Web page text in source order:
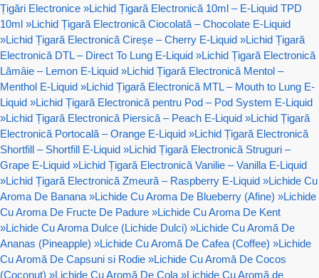
Țigări Electronice »Lichid Țigară Electronică 10ml – E-Liquid TPD
10ml »Lichid Țigară Electronică Ciocolată – Chocolate E-Liquid
»Lichid Țigară Electronică Cireșe – Cherry E-Liquid »Lichid Țigară
Electronică DTL – Direct To Lung E-Liquid »Lichid Țigară Electronică
Lămâie – Lemon E-Liquid »Lichid Țigară Electronică Mentol –
Menthol E-Liquid »Lichid Țigară Electronică MTL – Mouth to Lung E-
Liquid »Lichid Țigară Electronică pentru Pod – Pod System E-Liquid
»Lichid Țigară Electronică Piersică – Peach E-Liquid »Lichid Țigară
Electronică Portocală – Orange E-Liquid »Lichid Țigară Electronică
Shortfill – Shortfill E-Liquid »Lichid Țigară Electronică Struguri –
Grape E-Liquid »Lichid Țigară Electronică Vanilie – Vanilla E-Liquid
»Lichid Țigară Electronică Zmeură – Raspberry E-Liquid »Lichide Cu
Aroma De Banana »Lichide Cu Aroma De Blueberry (Afine) »Lichide
Cu Aroma De Fructe De Padure »Lichide Cu Aroma De Kent
»Lichide Cu Aroma Dulce (Lichide Dulci) »Lichide Cu Aromă De
Ananas (Pineapple) »Lichide Cu Aromă De Cafea (Coffee) »Lichide
Cu Aromă De Capsuni si Rodie »Lichide Cu Aromă De Cocos
(Coconut) »Lichide Cu Aromă De Cola »Lichide Cu Aromă de